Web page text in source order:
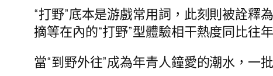
“打野”底本是游戲常用詞，此刻則被詮釋
摘等在內的“打野”型體驗相干熱度同比往
當“到野外往”成為年青人鐘愛的潮水，一